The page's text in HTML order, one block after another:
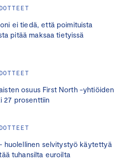
ei tiedä, että poimituista
pitää maksaa tietyissä
osuus First North -yhtiöiden
27 prosenttiin
huolellinen selvitystyö käytettyä
tuhansilta euroilta